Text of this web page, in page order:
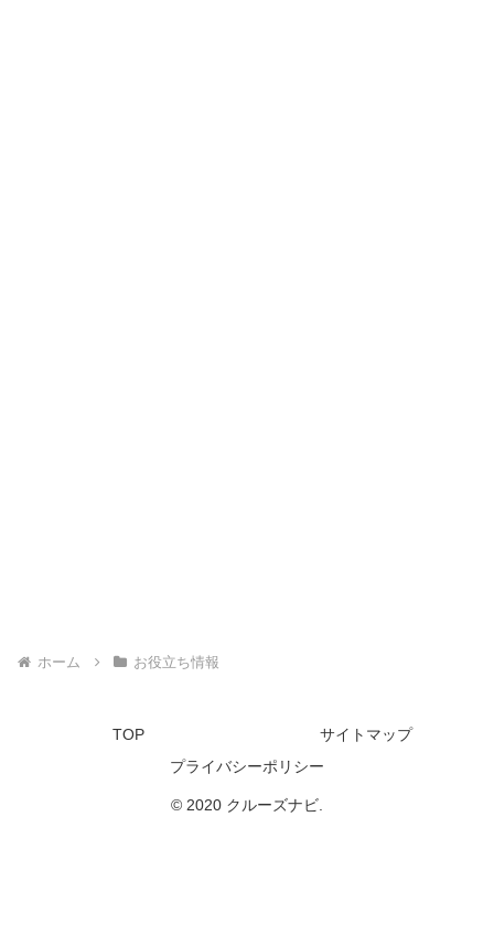
ホーム お役立ち情報
TOP
サイトマップ
プライバシーポリシー
© 2020 クルーズナビ.